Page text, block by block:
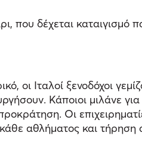
δέχεται καταιγισμό
Ιταλοί ξενοδόχοι
Κάποιοι μιλάνε
Οι
αθλήματος και